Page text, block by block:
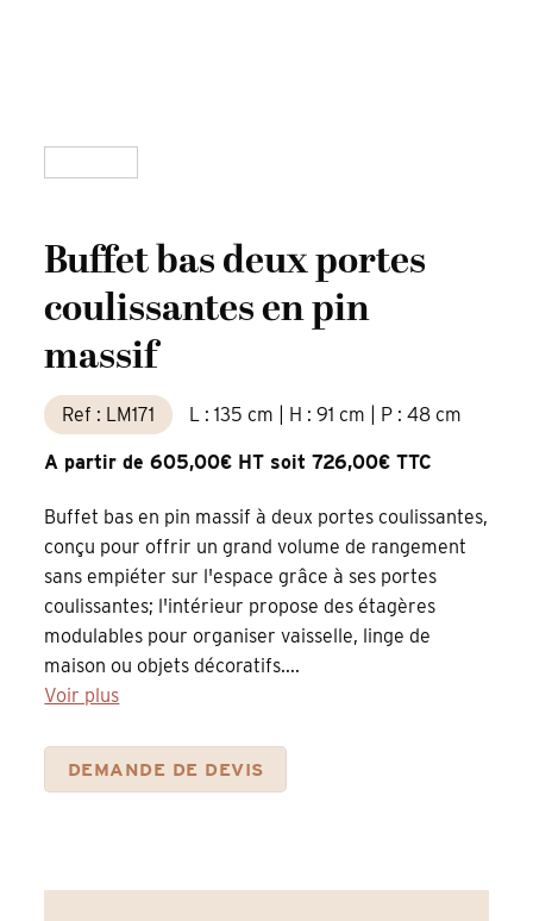
Buffet bas deux portes
coulissantes en pin
massif
Ref : LM171 L : 135 cm | H : 91 cm | P : 48 cm
A partir de 605,00€ HT soit 726,00€ TTC
Buffet bas en pin massif à deux portes coulissantes,
conçu pour offrir un grand volume de rangement
sans empiéter sur l'espace grâce à ses portes
coulissantes; l'intérieur propose des étagères
modulables pour organiser vaisselle, linge de
maison ou objets décoratifs....
Voir plus
DEMANDE DE DEVIS